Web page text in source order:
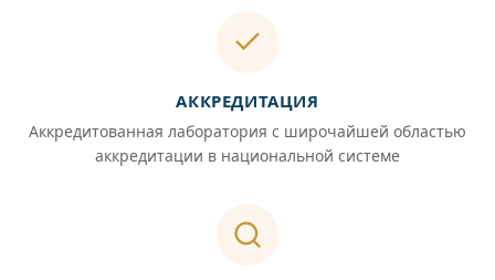
АККРЕДИТАЦИЯ
Аккредитованная лаборатория с широчайшей областью
аккредитации в национальной системе